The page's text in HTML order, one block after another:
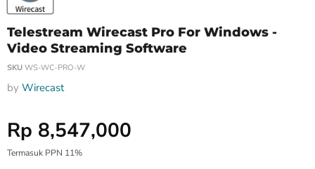
Telestream Wirecast Pro For Windows -
Video Streaming Software
SKU WS-WC-PRO-W
by Wirecast
Harga Special
Rp 8,547,000
Termasuk PPN 11%